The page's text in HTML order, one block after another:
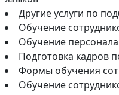
Другие услуги по
Обучение
Обучение персонала
Подготовка кадров
Формы обучения
Обучение